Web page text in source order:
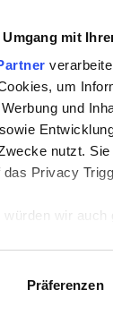
mit
um
und
nutzt.
Privacy
wir auch
aktives
wie Ihre
Präferenzen
-
-
-